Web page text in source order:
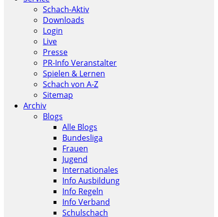
Schach-Aktiv
Downloads
Login
Live
Presse
PR-Info Veranstalter
Spielen & Lernen
Schach von A-Z
Sitemap
Archiv
Blogs
Alle Blogs
Bundesliga
Frauen
Jugend
Internationales
Info Ausbildung
Info Regeln
Info Verband
Schulschach